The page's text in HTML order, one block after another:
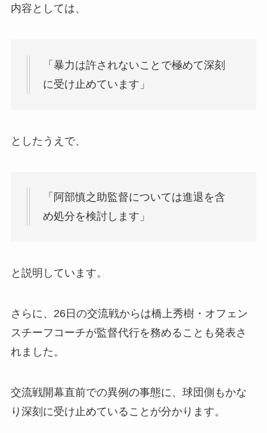
内容としては、
「暴力は許されないことで極めて深刻
に受け止めています」
としたうえで、
「阿部慎之助監督については進退を含
め処分を検討します」
と説明しています。
さらに、26日の交流戦からは橋上秀樹・オフェン
スチーフコーチが監督代行を務めることも発表さ
れました。
交流戦開幕直前での異例の事態に、球団側もかな
り深刻に受け止めていることが分かります。